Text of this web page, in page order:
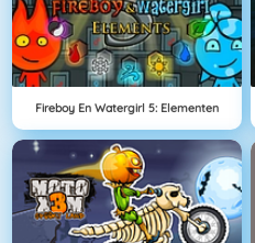
Fireboy En Watergirl 5: Elementen